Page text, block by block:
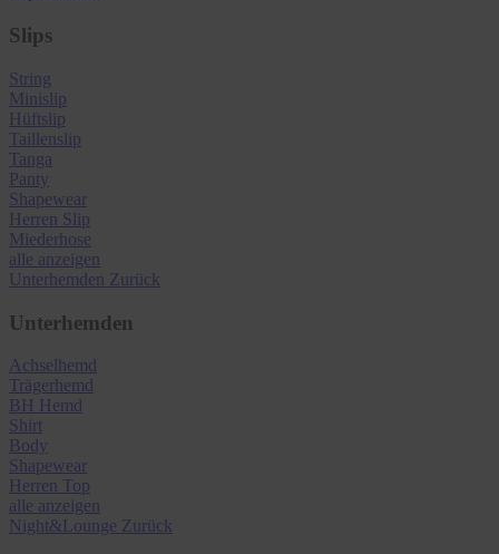
Slips
String
Minislip
Hüftslip
Taillenslip
Tanga
Panty
Shapewear
Herren Slip
Miederhose
alle anzeigen
Unterhemden Zurück
Unterhemden
Achselhemd
Trägerhemd
BH Hemd
Shirt
Body
Shapewear
Herren Top
alle anzeigen
Night&Lounge Zurück